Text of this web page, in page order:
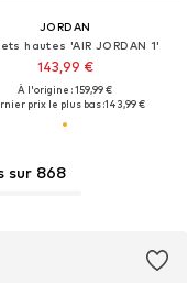
JORDAN
hautes 'AIR JORDAN 1'
143,99 €
À l'origine : 159,99 €
prix le plus bas :143,99 €
sur 868